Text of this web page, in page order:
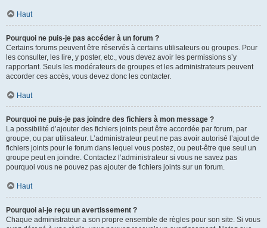
Haut
Pourquoi ne puis-je pas accéder à un forum ?
Certains forums peuvent être réservés à certains utilisateurs ou groupes. Pour
les consulter, les lire, y poster, etc., vous devez avoir les permissions s’y
rapportant. Seuls les modérateurs de groupes et les administrateurs peuvent
accorder ces accès, vous devez donc les contacter.
Haut
Pourquoi ne puis-je pas joindre des fichiers à mon message ?
La possibilité d’ajouter des fichiers joints peut être accordée par forum, par
groupe, ou par utilisateur. L’administrateur peut ne pas avoir autorisé l’ajout de
fichiers joints pour le forum dans lequel vous postez, ou peut-être que seul un
groupe peut en joindre. Contactez l’administrateur si vous ne savez pas
pourquoi vous ne pouvez pas ajouter de fichiers joints sur un forum.
Haut
Pourquoi ai-je reçu un avertissement ?
Chaque administrateur a son propre ensemble de règles pour son site. Si vous